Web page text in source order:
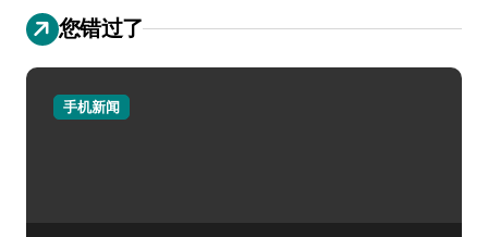
您错过了
手机新闻